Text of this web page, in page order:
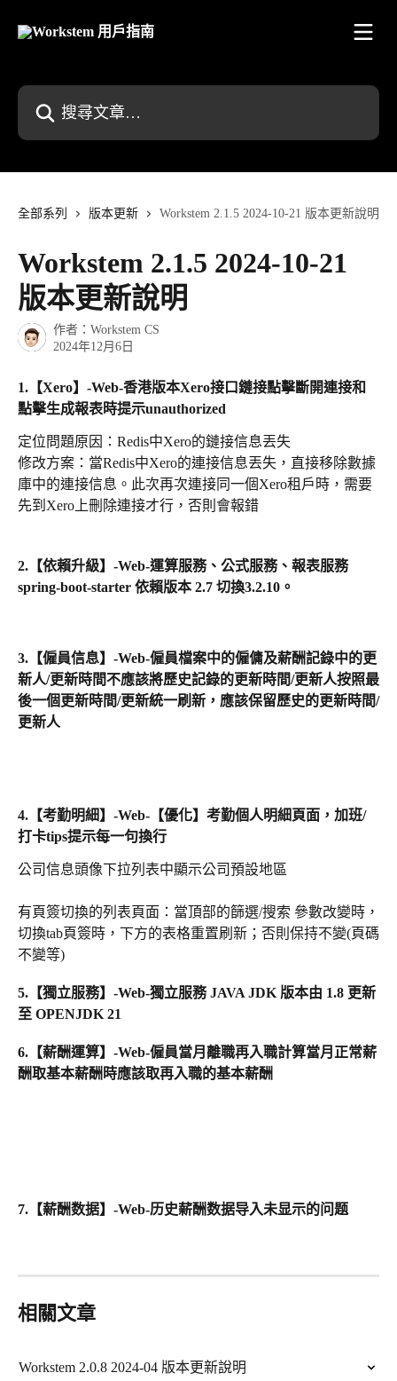
搜尋文章…
全部系列 版本更新 Workstem 2.1.5 2024-10-21 版本更新說明
Workstem 2.1.5 2024-10-21
版本更新說明
作者： Workstem CS
2024年12月6日
1. 【Xero】-Web-香港版本Xero接口鏈接點擊斷開連接和
點擊生成報表時提示unauthorized
定位問題原因：Redis中Xero的鏈接信息丟失
修改方案：當Redis中Xero的連接信息丟失，直接移除數據
庫中的連接信息。此次再次連接同一個Xero租戶時，需要
先到Xero上刪除連接才行，否則會報錯
2. 【依賴升級】-Web-運算服務、公式服務、報表服務
spring-boot-starter 依賴版本 2.7 切換3.2.10。
3. 【僱員信息】-Web-僱員檔案中的僱傭及薪酬記錄中的更
新人/更新時間不應該將歷史記錄的更新時間/更新人按照最
後一個更新時間/更新統一刷新，應該保留歷史的更新時間/
更新人
4. 【考勤明細】-Web-【優化】考勤個人明細頁面，加班/
打卡tips提示每一句換行
公司信息頭像下拉列表中顯示公司預設地區
有頁簽切換的列表頁面：當頂部的篩選/搜索 參數改變時，
切換tab頁簽時，下方的表格重置刷新；否則保持不變(頁碼
不變等)
5. 【獨立服務】-Web-獨立服務 JAVA JDK 版本由 1.8 更新
至 OPENJDK 21
6. 【薪酬運算】-Web-僱員當月離職再入職計算當月正常薪
酬取基本薪酬時應該取再入職的基本薪酬
7. 【薪酬数据】-Web-历史薪酬数据导入未显示的问题
相關文章
Workstem 2.0.8 2024-04 版本更新說明